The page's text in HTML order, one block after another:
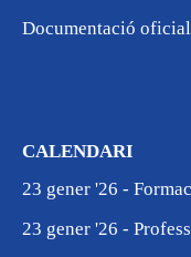
Documentació oficial
CALENDARI
23 gener '26 -
23 gener '26 -